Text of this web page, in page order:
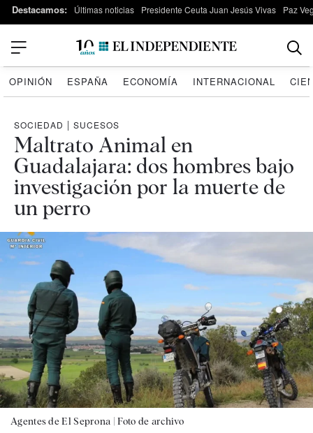
Destacamos: Últimas noticias Presidente Ceuta Juan Jesús Vivas Paz
OPINIÓN ESPAÑA ECONOMÍA INTERNACIONAL
SOCIEDAD | SUCESOS
Maltrato Animal en
Guadalajara: dos hombres bajo
investigación por la muerte de
un perro
Agentes de El Seprona |Foto de archivo